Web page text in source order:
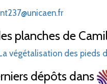
planches de
végétalisation des pieds
dépôts dans